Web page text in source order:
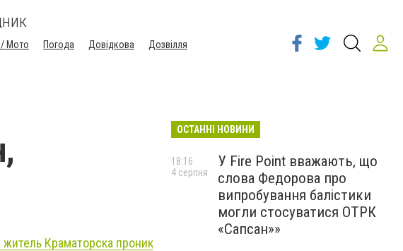
Мото Погода Довідкова
Дозвілля
житель Краматорска проник
ОСТАННІ НОВИНИ
У Fire Point вважають, що
слова Федорова про
випробування балістики
могли стосуватися ОТРК
«Сапсан»»
18:16
4 серпня